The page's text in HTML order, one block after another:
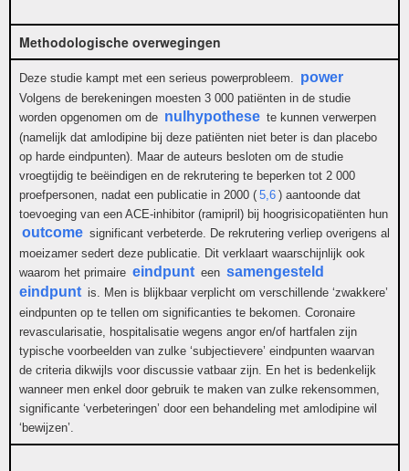
Methodologische overwegingen
Deze studie kampt met een serieus powerprobleem. power
Volgens de berekeningen moesten 3 000 patiënten in de studie
worden opgenomen om de nulhypothese te kunnen verwerpen
(namelijk dat amlodipine bij deze patiënten niet beter is dan placebo
op harde eindpunten). Maar de auteurs besloten om de studie
vroegtijdig te beëindigen en de rekrutering te beperken tot 2 000
proefpersonen, nadat een publicatie in 2000 ( 5,6 ) aantoonde dat
toevoeging van een ACE-inhibitor (ramipril) bij hoogrisicopatiënten hun
outcome significant verbeterde. De rekrutering verliep overigens al
moeizamer sedert deze publicatie. Dit verklaart waarschijnlijk ook
waarom het primaire eindpunt een samengesteld
eindpunt is. Men is blijkbaar verplicht om verschillende ‘zwakkere’
eindpunten op te tellen om significanties te bekomen. Coronaire
revascularisatie, hospitalisatie wegens angor en/of hartfalen zijn
typische voorbeelden van zulke ‘subjectievere’ eindpunten waarvan
de criteria dikwijls voor discussie vatbaar zijn. En het is bedenkelijk
wanneer men enkel door gebruik te maken van zulke rekensommen,
significante ‘verbeteringen’ door een behandeling met amlodipine wil
‘bewijzen’.